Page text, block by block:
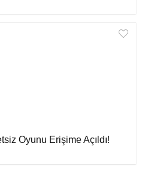
Oyunu Erişime Açıldı!